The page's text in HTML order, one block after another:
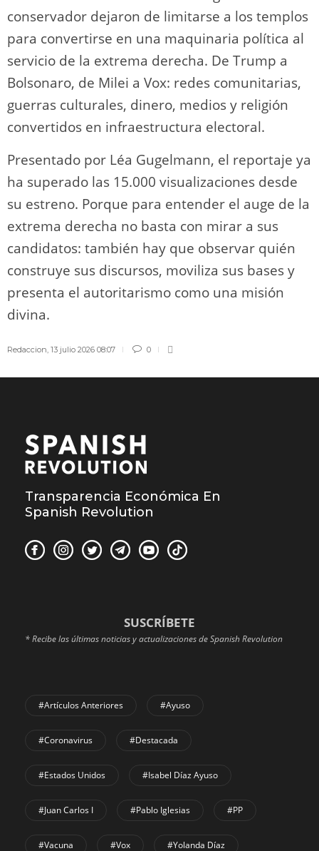
conservador dejaron de limitarse a los templos
para convertirse en una maquinaria política al
servicio de la extrema derecha. De Trump a
Bolsonaro, de Milei a Vox: redes comunitarias,
guerras culturales, dinero, medios y religión
convertidos en infraestructura electoral.
Presentado por Léa Gugelmann, el reportaje ya
ha superado las 15.000 visualizaciones desde
su estreno. Porque para entender el auge de la
extrema derecha no basta con mirar a sus
candidatos: también hay que observar quién
construye sus discursos, moviliza sus bases y
presenta el autoritarismo como una misión
divina.
Redaccion 13 julio 2026 08:07 0
Transparencia Económica En
Spanish Revolution
SUSCRÍBETE
* Recibe las últimas noticias y actualizaciones de Spanish Revolution
#Artículos Anteriores #Ayuso
#coronavirus #Destacada
#Estados Unidos #Isabel Díaz Ayuso
#Juan Carlos I #Pablo Iglesias #PP
#Vacuna #Vox #Yolanda Díaz